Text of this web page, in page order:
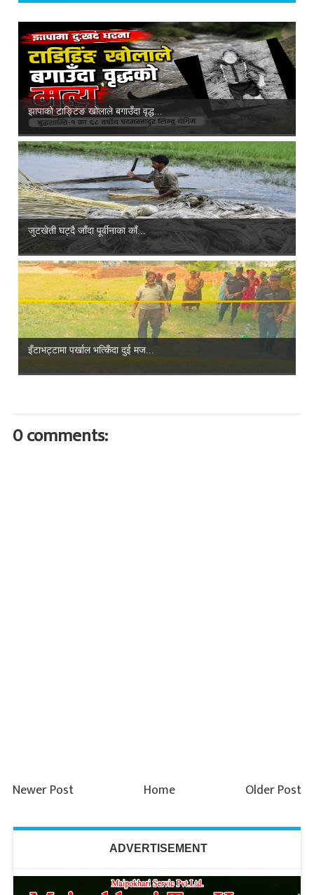
झापाको टाङ्टिङ खोलाले बगाउँदा वृद्ध...
जुटखेती घट्दै जाँदा पूर्वीनाका काँ...
इँटाभट्टामा पर्खाल भत्किँदा दुई मज...
0 comments:
Newer Post Older Post
Home
ADVERTISEMENT